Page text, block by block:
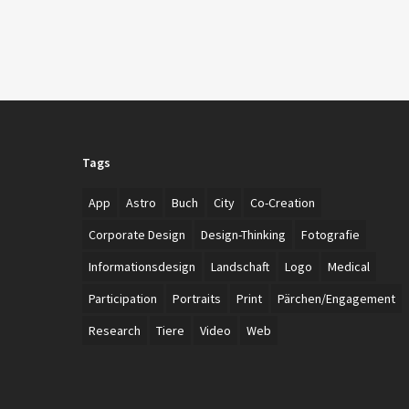
Tags
App Astro Buch City
Co-Creation
Corporate Design
Design-Thinking
Fotografie
Informationsdesign
Landschaft Logo
Medical
Participation
Portraits Print
Pärchen/Engagement
Research
Tiere Video Web